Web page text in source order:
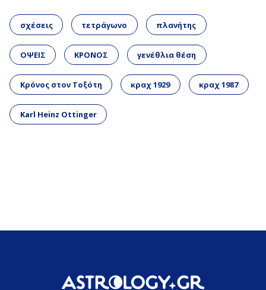
σχέσεις τετράγωνο πλανήτης
ΟΨΕΙΣ ΚΡΟΝΟΣ γενέθλια θέση
Κρόνος στον Τοξότη κραχ 1929 κραχ 1987
Karl Heinz Ottinger